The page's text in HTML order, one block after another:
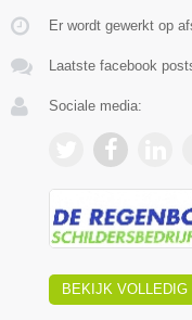
Er wordt gewerkt op
Laatste facebook
Sociale media:
BEKIJK VOLLEDIG